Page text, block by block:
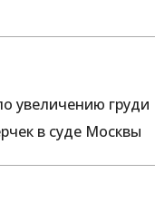
увеличению груди
в суде Москвы